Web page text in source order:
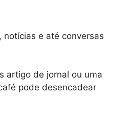
notícias e até conversas
artigo de jornal ou uma
pode desencadear